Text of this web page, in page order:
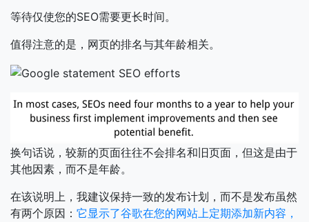
等待仅使您的SEO需要更长时间。
值得注意的是，网页的排名与其年龄相关。
换句话说，较新的页面往往不会排名和旧页面，但这是由于
其他因素，而不是年龄。
在该说明上，我建议保持一致的发布计划，而不是发布虽然
有两个原因： 它显示了谷歌在您的网站上定期添加新内容，